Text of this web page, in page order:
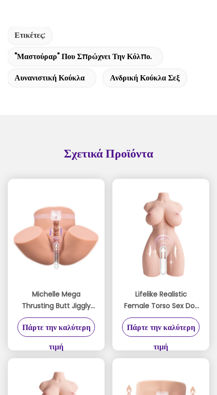
Ετικέτες:
"Μαστούραρ" Που Σπρώχνει Την Κόλπο.
Αυνανιστική Κούκλα
Ανδρική Κούκλα Σεξ
Σχετικά Προϊόντα
Michelle Mega
Thrusting Butt Jiggly
Pound Machine Auto
Stroker Various Speed
Πάρτε την καλύτερη
τιμή
​​Lifelike Realistic
Female Torso Sex Doll
with Innovative
Thrusting Vagina 36lb
Πάρτε την καλύτερη
τιμή